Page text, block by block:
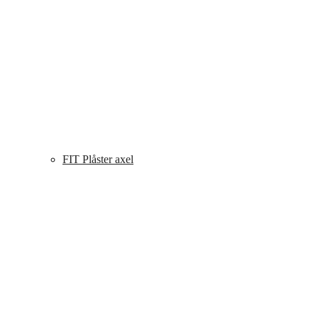
FIT Plåster axel